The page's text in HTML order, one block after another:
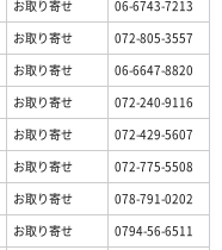
お取り寄せ
06-6743-7213
お取り寄せ
072-805-3557
お取り寄せ
06-6647-8820
お取り寄せ
072-240-9116
お取り寄せ
072-429-5607
お取り寄せ
072-775-5508
お取り寄せ
078-791-0202
お取り寄せ
0794-56-6511